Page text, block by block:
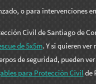
o para intervenciones
Civil de Santiago de
de 5x5m. Y si quieren ver
de seguridad, pueden
para Protección Civil de